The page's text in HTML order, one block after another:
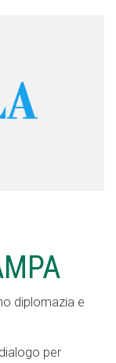
diplomazia e
per